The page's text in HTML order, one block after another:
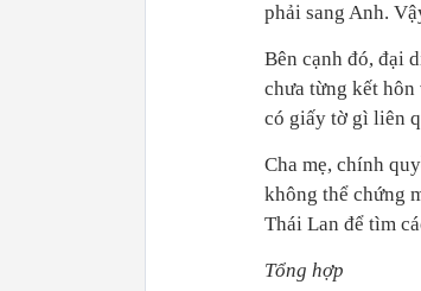
phải sang Anh.
Bên cạnh đó, đại
chưa từng kết
có giấy tờ gì liên
Cha mẹ, chính
không thể chứng
Thái Lan để tìm
Tổng hợp